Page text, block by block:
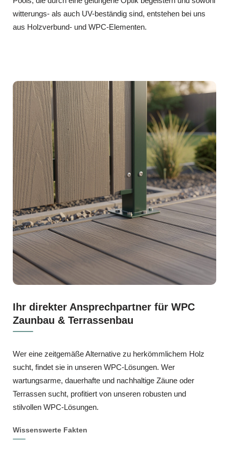
witterungs- als auch UV-beständig sind, entstehen bei uns
aus Holzverbund- und WPC-Elementen.
Ihr direkter Ansprechpartner für WPC
Zaunbau & Terrassenbau
Wer eine zeitgemäße Alternative zu herkömmlichem Holz
sucht, findet sie in unseren WPC-Lösungen. Wer
wartungsarme, dauerhafte und nachhaltige Zäune oder
Terrassen sucht, profitiert von unseren robusten und
stilvollen WPC-Lösungen.
Wissenswerte Fakten